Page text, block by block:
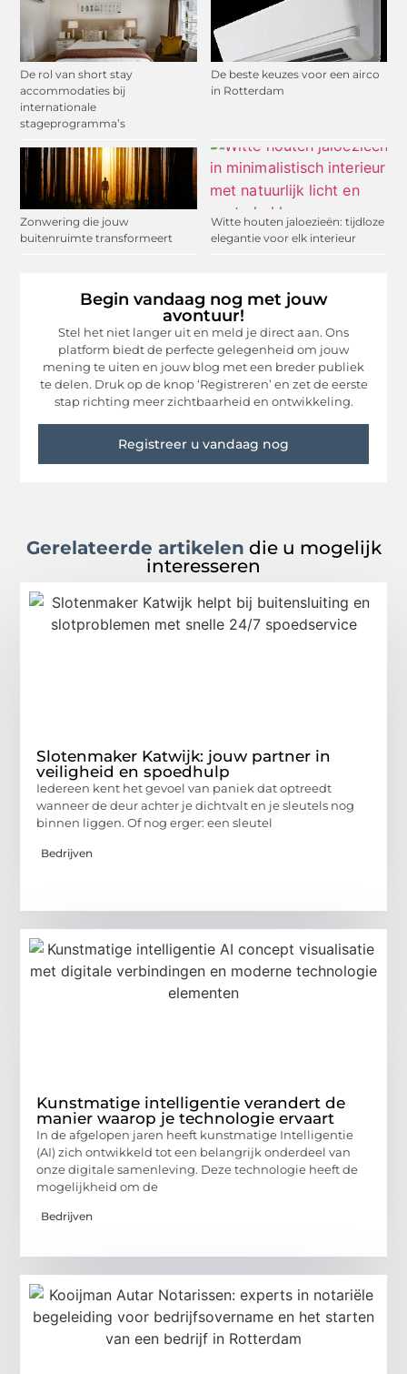
De rol van short stay
accommodaties bij
internationale
stageprogramma’s
De beste keuzes voor een airco
in Rotterdam
Zonwering die jouw
buitenruimte transformeert
Witte houten jaloezieën: tijdloze
elegantie voor elk interieur
Begin vandaag nog met jouw
avontuur!
Stel het niet langer uit en meld je direct aan. Ons
platform biedt de perfecte gelegenheid om jouw
mening te uiten en jouw blog met een breder publiek
te delen. Druk op de knop ‘Registreren’ en zet de eerste
stap richting meer zichtbaarheid en ontwikkeling.
Registreer u vandaag nog
Gerelateerde artikelen die u mogelijk
interesseren
Slotenmaker Katwijk: jouw partner in
veiligheid en spoedhulp
Iedereen kent het gevoel van paniek dat optreedt
wanneer de deur achter je dichtvalt en je sleutels nog
binnen liggen. Of nog erger: een sleutel
Bedrijven
Kunstmatige intelligentie verandert de
manier waarop je technologie ervaart
In de afgelopen jaren heeft kunstmatige Intelligentie
(AI) zich ontwikkeld tot een belangrijk onderdeel van
onze digitale samenleving. Deze technologie heeft de
mogelijkheid om de
Bedrijven